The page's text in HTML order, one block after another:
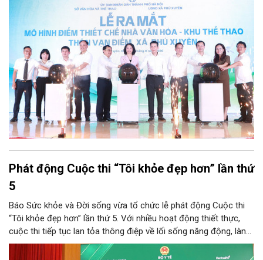
Phát động Cuộc thi “Tôi khỏe đẹp hơn” lần thứ
5
Báo Sức khỏe và Đời sống vừa tổ chức lễ phát động Cuộc thi
“Tôi khỏe đẹp hơn” lần thứ 5. Với nhiều hoạt động thiết thực,
cuộc thi tiếp tục lan tỏa thông điệp về lối sống năng động, lành
mạnh và khuyến khích người dân chủ động chăm sóc sức khỏe.